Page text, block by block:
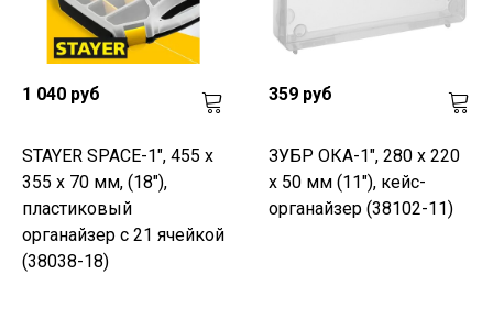
1 040 руб
STAYER SPACE-1", 455 х
355 х 70 мм, (18"),
пластиковый
органайзер с 21 ячейкой
(38038-18)
359 руб
ЗУБР ОКА-1", 280 х 220
х 50 мм (11"), кейс-
органайзер (38102-11)